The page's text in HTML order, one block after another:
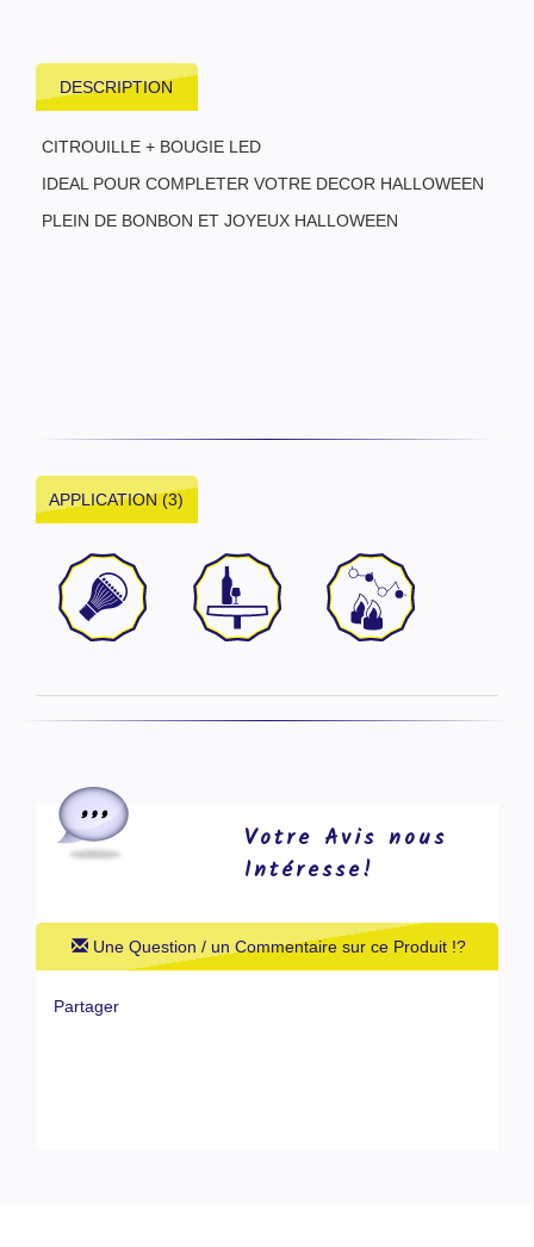
DESCRIPTION
CITROUILLE + BOUGIE LED
IDEAL POUR COMPLETER VOTRE DECOR HALLOWEEN
PLEIN DE BONBON ET JOYEUX HALLOWEEN
APPLICATION (3)
Votre Avis nous
Intéresse!
Une Question / un Commentaire sur ce Produit !?
Partager